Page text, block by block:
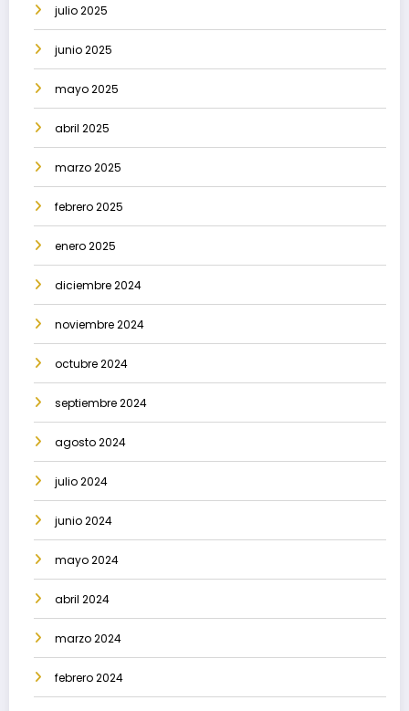
julio 2025
junio 2025
mayo 2025
abril 2025
marzo 2025
febrero 2025
enero 2025
diciembre 2024
noviembre 2024
octubre 2024
septiembre 2024
agosto 2024
julio 2024
junio 2024
mayo 2024
abril 2024
marzo 2024
febrero 2024